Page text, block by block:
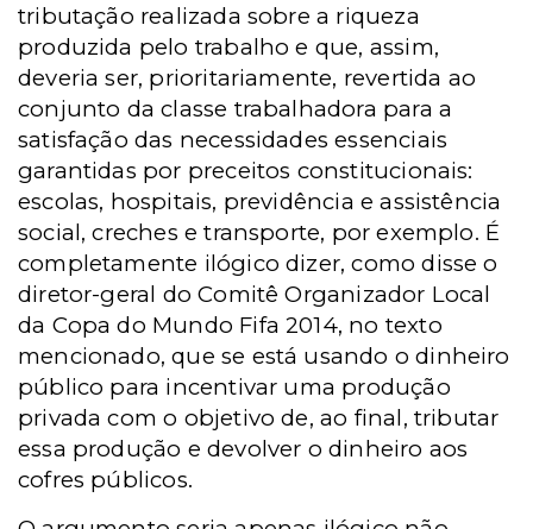
tributação realizada sobre a riqueza
produzida pelo trabalho e que, assim,
deveria ser, prioritariamente, revertida ao
conjunto da classe trabalhadora para a
satisfação das necessidades essenciais
garantidas por preceitos constitucionais:
escolas, hospitais, previdência e assistência
social, creches e transporte, por exemplo. É
completamente ilógico dizer, como disse o
diretor-geral do Comitê Organizador Local
da Copa do Mundo Fifa 2014, no texto
mencionado, que se está usando o dinheiro
público para incentivar uma produção
privada com o objetivo de, ao final, tributar
essa produção e devolver o dinheiro aos
cofres públicos.